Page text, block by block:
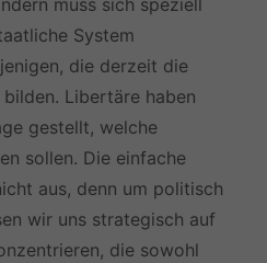
muss sich speziell
System
die derzeit die
Libertäre haben
gestellt, welche
sollen. Die einfache
aus, denn um politisch
wir uns strategisch auf
die sowohl